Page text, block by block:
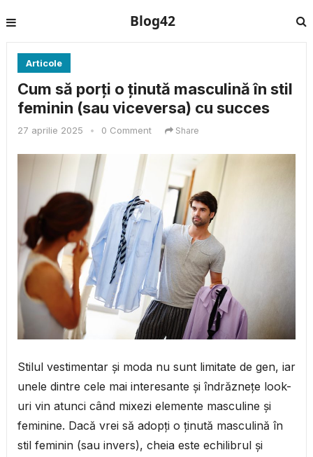
Blog42
Articole
Cum să porți o ținută masculină în stil
feminin (sau viceversa) cu succes
27 aprilie 2025 • 0 Comment Share
Stilul vestimentar și moda nu sunt limitate de gen, iar
unele dintre cele mai interesante și îndrăznețe look-
uri vin atunci când mixezi elemente masculine și
feminine. Dacă vrei să adopți o ținută masculină în
stil feminin (sau invers), cheia este echilibrul și